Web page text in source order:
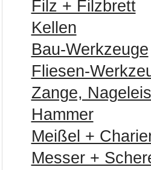
Filz + Filzbrett
Kellen
Bau-Werkzeuge
Fliesen-
Zange,
Hammer
Meißel +
Messer +